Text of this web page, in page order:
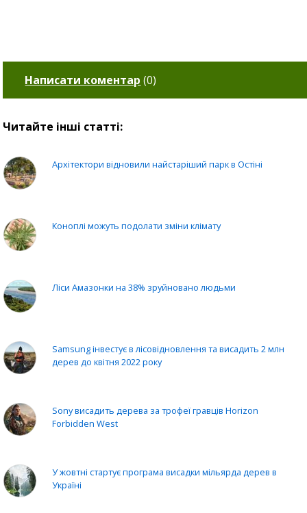
Написати коментар (0)
Читайте інші статті:
Архітектори відновили найстаріший парк в Остіні
Коноплі можуть подолати зміни клімату
Ліси Амазонки на 38% зруйновано людьми
Samsung інвестує в лісовідновлення та висадить 2 млн
дерев до квітня 2022 року
Sony висадить дерева за трофеї гравців Horizon
Forbidden West
У жовтні стартує програма висадки мільярда дерев в
Україні